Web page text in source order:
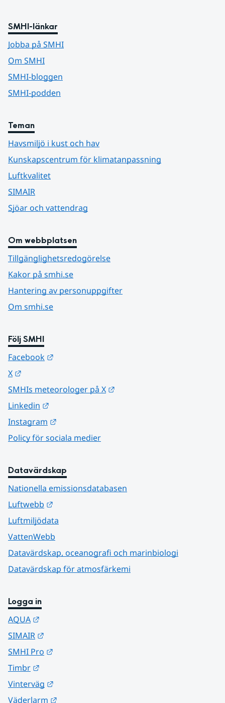
SMHI-länkar
Jobba på SMHI
Om SMHI
SMHI-bloggen
SMHI-podden
Teman
Havsmiljö i kust och hav
Kunskapscentrum för klimatanpassning
Luftkvalitet
SIMAIR
Sjöar och vattendrag
Om webbplatsen
Tillgänglighetsredogörelse
Kakor på smhi.se
Hantering av personuppgifter
Om smhi.se
Följ SMHI
Facebook
X
SMHIs meteorologer på X
Linkedin
Instagram
Policy för sociala medier
Datavärdskap
Nationella emissionsdatabasen
Luftwebb
Luftmiljödata
VattenWebb
Datavärdskap, oceanografi och marinbiologi
Datavärdskap för atmosfärkemi
Logga in
AQUA
SIMAIR
SMHI Pro
Timbr
Vinterväg
Väderlarm